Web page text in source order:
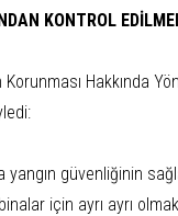
KONTROL
Korunması Hakkında
güvenliğinin
için ayrı ayrı